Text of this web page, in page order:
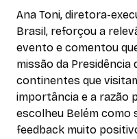
Ana Toni, diretora-
Brasil, reforçou a
evento e comentou
missão da Presidência
continentes que
importância e a razão
escolheu Belém como
feedback muito